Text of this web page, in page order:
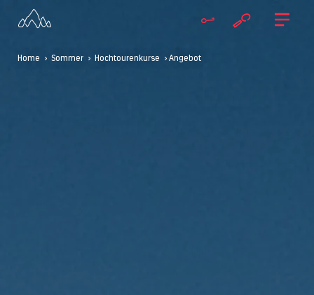
Home > Sommer > Hochtourenkurse > Angebot